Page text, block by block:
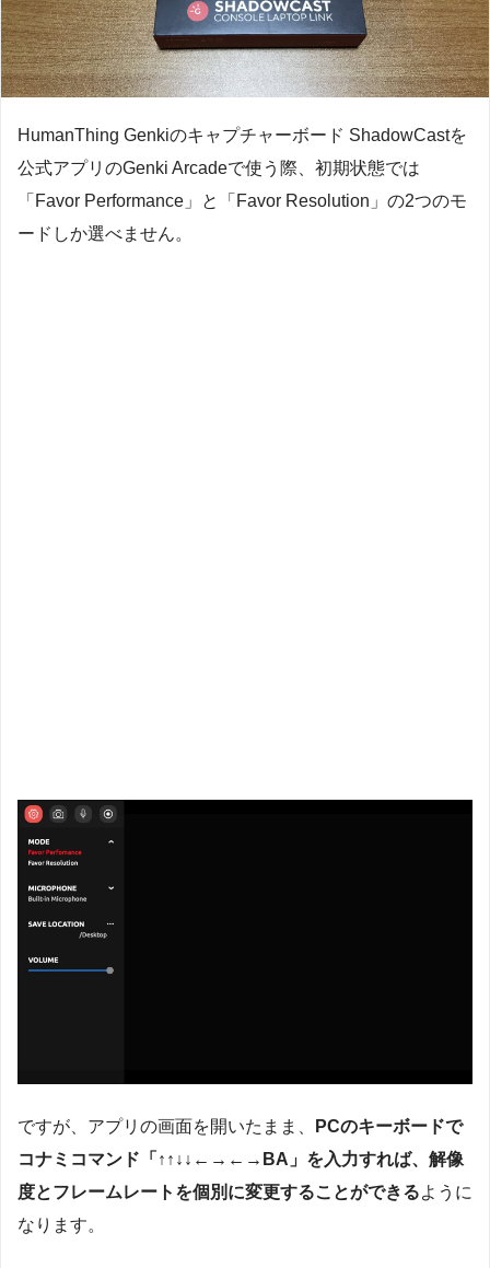
HumanThing Genkiのキャプチャーボード ShadowCastを
公式アプリのGenki Arcadeで使う際、初期状態では
「Favor Performance」と「Favor Resolution」の2つのモ
ードしか選べません。
ですが、アプリの画面を開いたまま、
PCのキーボードで
コナミコマンド「↑↑↓↓←→←→BA」を入力すれば、解像
度とフレームレートを個別に変更することができるように
なります。